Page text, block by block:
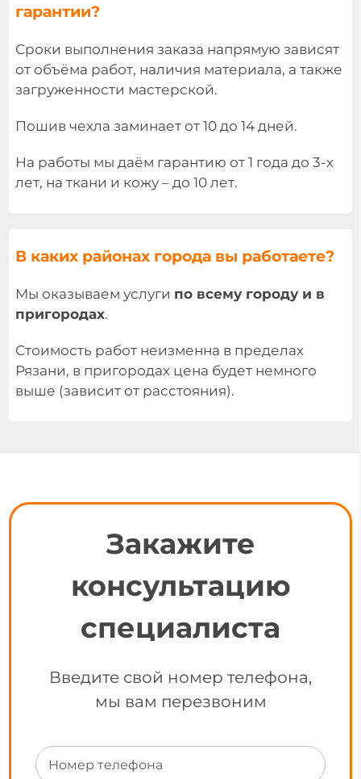
гарантии?
Сроки выполнения заказа напрямую зависят
от объёма работ, наличия материала, а также
загруженности мастерской.
Пошив чехла заминает от 10 до 14 дней.
На работы мы даём гарантию от 1 года до 3-х
лет, на ткани и кожу – до 10 лет.
В каких районах города вы работаете?
Мы оказываем услуги по всему городу и в
пригородах.
Стоимость работ неизменна в пределах
Рязани, в пригородах цена будет немного
выше (зависит от расстояния).
Закажите
консультацию
специалиста
Введите свой номер телефона,
мы вам перезвоним